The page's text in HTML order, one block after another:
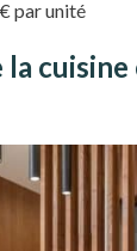
par unité
cuisine